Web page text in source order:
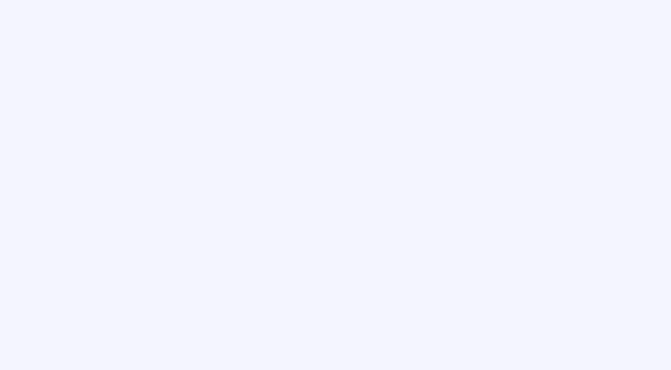
スに関する国内外業界ルール対応を含む社内コード・規約担当者